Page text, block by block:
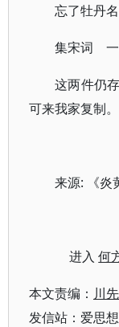
忘了牡丹
集宋词
这两件仍
可来我家复制。
来源: 《炎
进入何
本文责编： 川
发信站：爱思